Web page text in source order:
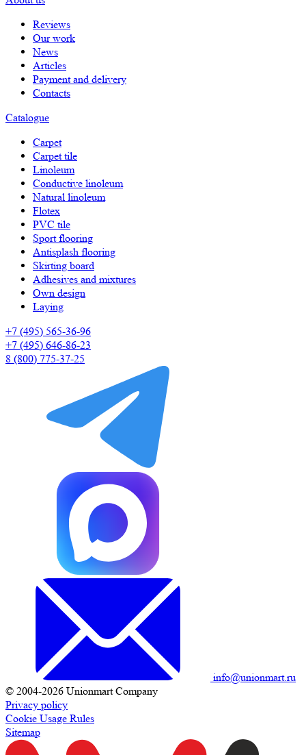
Reviews
Our work
News
Articles
Payment and delivery
Contacts
Catalogue
Carpet
Carpet tile
Linoleum
Сonductive linoleum
Natural linoleum
Flotex
PVC tile
Sport flooring
Antisplash flooring
Skirting board
Adhesives and mixtures
Own design
Laying
+7 (495) 565-36-96
+7 (495) 646-86-23
8 (800) 775-37-25
info@unionmart.ru
© 2004-2026 Unionmart Company
Privacy policy
Cookie Usage Rules
Sitemap